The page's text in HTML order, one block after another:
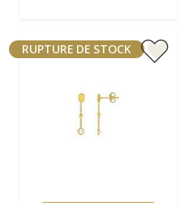
RUPTURE DE STOCK